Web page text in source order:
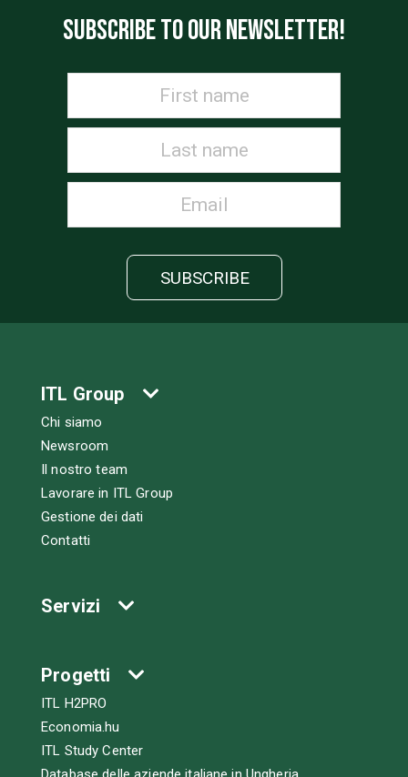
SUBSCRIBE TO OUR NEWSLETTER!
ITL Group
Chi siamo
Newsroom
Il nostro team
Lavorare in ITL Group
Gestione dei dati
Contatti
Servizi
Progetti
ITL H2PRO
Economia.hu
ITL Study Center